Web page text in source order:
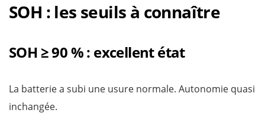
SOH : les seuils à connaître
SOH ≥ 90 % : excellent état
La batterie a subi une usure normale. Autonomie quasi
inchangée.